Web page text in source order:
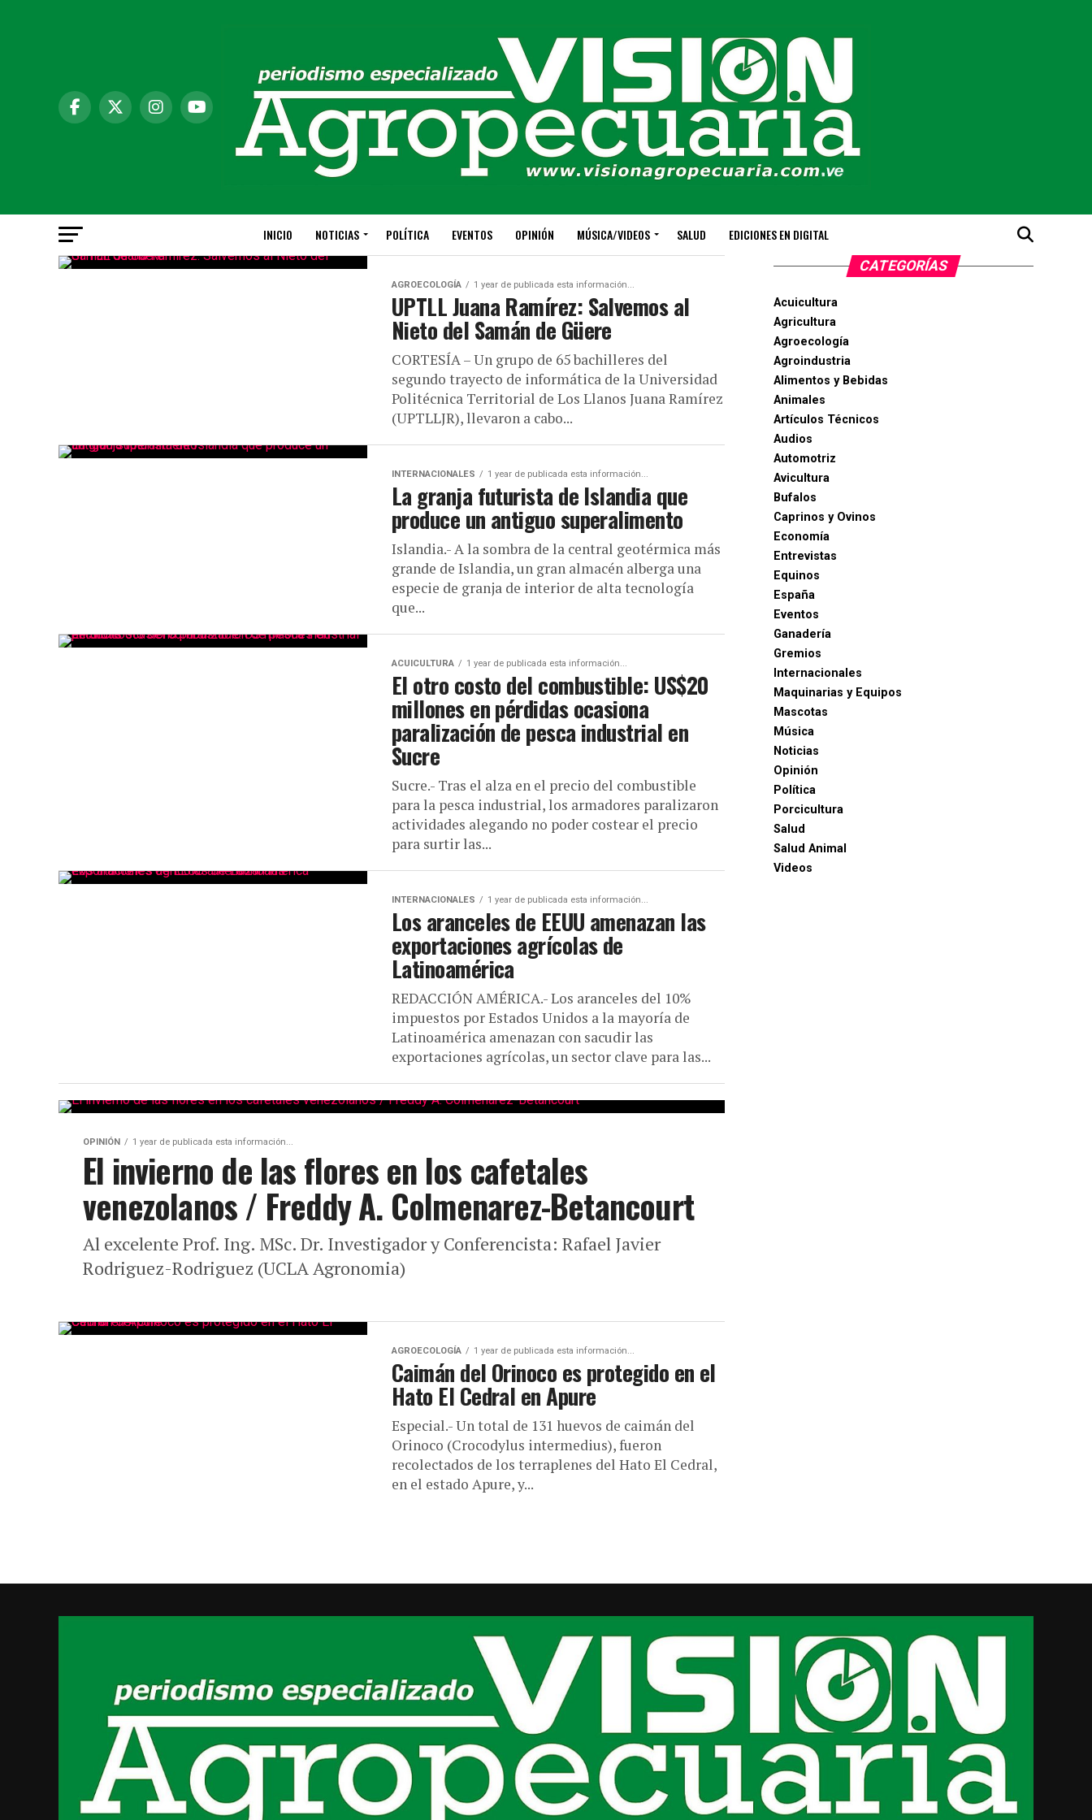
INICIO NOTICIAS POLÍTICA EVENTOS OPINIÓN MÚSICA/VIDEOS SALUD EDICIONES EN DIGITAL
AGROECOLOGÍA 1 year de publicada esta información...
UPTLL Juana Ramírez: Salvemos al
Nieto del Samán de Güere
CORTESÍA – Un grupo de 65 bachilleres del
segundo trayecto de informática de la Universidad
Politécnica Territorial de Los Llanos Juana Ramírez
(UPTLLJR), llevaron a cabo...
INTERNACIONALES 1 year de publicada esta información...
La granja futurista de Islandia que
produce un antiguo superalimento
Islandia.- A la sombra de la central geotérmica más
grande de Islandia, un gran almacén alberga una
especie de granja de interior de alta tecnología
que...
ACUICULTURA 1 year de publicada esta información...
El otro costo del combustible: US$20
millones en pérdidas ocasiona
paralización de pesca industrial en
Sucre
Sucre.- Tras el alza en el precio del combustible
para la pesca industrial, los armadores paralizaron
actividades alegando no poder costear el precio
para surtir las...
INTERNACIONALES 1 year de publicada esta información...
Los aranceles de EEUU amenazan las
exportaciones agrícolas de
Latinoamérica
REDACCIÓN AMÉRICA.- Los aranceles del 10%
impuestos por Estados Unidos a la mayoría de
Latinoamérica amenazan con sacudir las
exportaciones agrícolas, un sector clave para las...
OPINIÓN 1 year de publicada esta información...
El invierno de las flores en los cafetales
venezolanos / Freddy A. Colmenarez-Betancourt
Al excelente Prof. Ing. MSc. Dr. Investigador y Conferencista: Rafael Javier
Rodriguez-Rodriguez (UCLA Agronomia)
AGROECOLOGÍA 1 year de publicada esta información...
Caimán del Orinoco es protegido en el
Hato El Cedral en Apure
Especial.- Un total de 131 huevos de caimán del
Orinoco (Crocodylus intermedius), fueron
recolectados de los terraplenes del Hato El Cedral,
en el estado Apure, y...
CATEGORÍAS
Acuicultura
Agricultura
Agroecología
Agroindustria
Alimentos y Bebidas
Animales
Artículos Técnicos
Audios
Automotriz
Avicultura
Bufalos
Caprinos y Ovinos
Economía
Entrevistas
Equinos
España
Eventos
Ganadería
Gremios
Internacionales
Maquinarias y Equipos
Mascotas
Música
Noticias
Opinión
Política
Porcicultura
Salud
Salud Animal
Videos